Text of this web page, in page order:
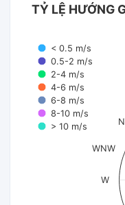
TỶ LỆ HƯỚNG
< 0.5 m/s
0.5-2 m/s
2-4 m/s
4-6 m/s
6-8 m/s
8-10 m/s
> 10 m/s
W
WNW